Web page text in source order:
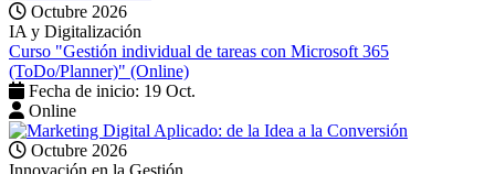
Octubre 2026
IA y Digitalización
Curso "Gestión individual de tareas con Microsoft 365
(ToDo/Planner)" (Online)
Fecha de inicio: 19 Oct.
Online
Octubre 2026
Innovación en la Gestión